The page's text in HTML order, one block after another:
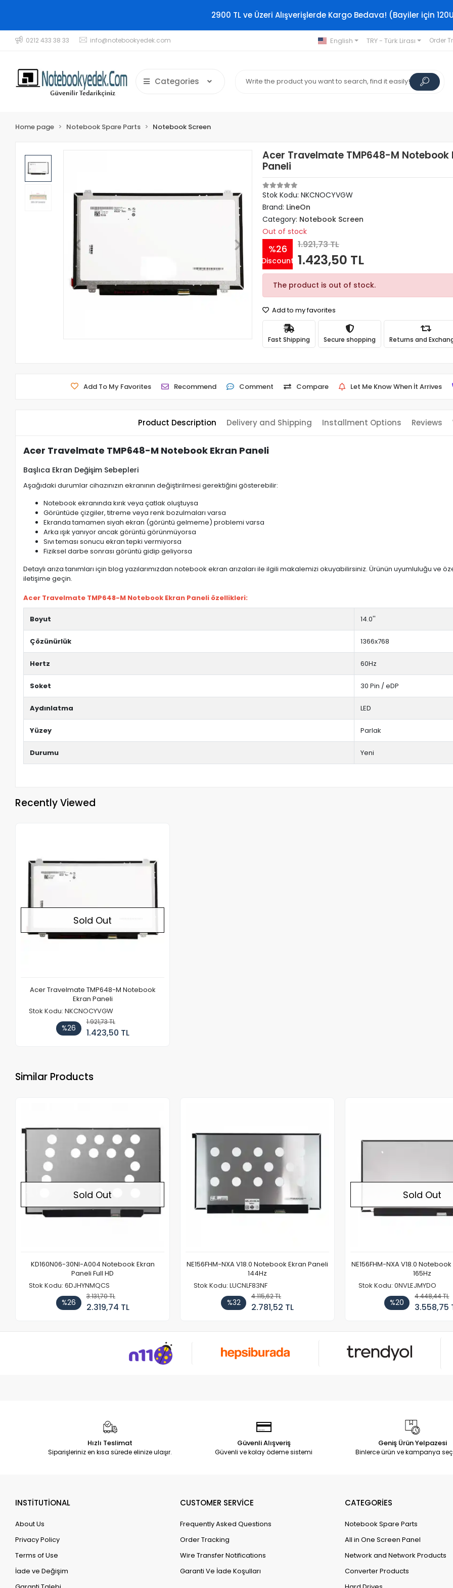
2900 TL ve Üzeri Alışverişlerde Kargo Bedava! (Bayiler için
0212 433 38 33 info@notebookyedek.com English TRY - Türk Lirası Order
Categories
Home page Notebook Spare Parts Notebook Screen
Acer Travelmate TMP648-M Notebook
Paneli
Stok Kodu: NKCNOCYVGW
Brand: LineOn
Category: Notebook Screen
Out of stock
%26
Discount
1.921,73 TL
1.423,50 TL
The product is out of stock.
Add to my favorites
Fast Shipping Secure shopping Returns and
Add To My Favorites Recommend Comment Compare Let Me Know When İt Arrives
Product Description Delivery and Shipping Installment Options Reviews
Acer Travelmate TMP648-M Notebook Ekran Paneli
Başlıca Ekran Değişim Sebepleri
Aşağıdaki durumlar cihazınızın ekranının değiştirilmesi gerektiğini gösterebilir:
Notebook ekranında kırık veya çatlak oluştuysa
Görüntüde çizgiler, titreme veya renk bozulmaları varsa
Ekranda tamamen siyah ekran (görüntü gelmeme) problemi varsa
Arka ışık yanıyor ancak görüntü görünmüyorsa
Sıvı teması sonucu ekran tepki vermiyorsa
Fiziksel darbe sonrası görüntü gidip geliyorsa
Detaylı arıza tanımları için blog yazılarımızdan notebook ekran arızaları ile ilgili makalemizi okuyabilirsiniz. Ürünün uyumluluğu
iletişime geçin.
Acer Travelmate TMP648-M Notebook Ekran Paneli özellikleri:
Boyut 14.0''
Çözünürlük 1366x768
Hertz 60Hz
Soket 30 Pin / eDP
Aydınlatma LED
Yüzey Parlak
Durumu Yeni
Recently Viewed
Sold Out
Acer Travelmate TMP648-M Notebook
Ekran Paneli
Stok Kodu: NKCNOCYVGW
%26
1.921,73 TL
1.423,50 TL
Similar Products
Sold Out
KD160N06-30NI-A004 Notebook Ekran
Paneli Full HD
Stok Kodu: 6DJHYNMQCS
%26
3.131,70 TL
2.319,74 TL
NE156FHM-NXA V18.0 Notebook Ekran Paneli
144Hz
Stok Kodu: LUCNLF83NF
%32
4.115,62 TL
2.781,52 TL
Sold Out
NE156FHM-NXA V18.0
165Hz
Stok Kodu: 0NVLEJMYDO
%20
4.448,44 TL
3.558,75
Hızlı Teslimat
Siparişleriniz en kısa sürede elinize ulaşır.
Güvenli Alışveriş
Güvenli ve kolay ödeme sistemi
Geniş Ürün Yelpazesi
Binlerce ürün ve kampanya
INSTİTUTİONAL
About Us
Privacy Policy
Terms of Use
İade ve Değişim
CUSTOMER SERVİCE
Frequently Asked Questions
Order Tracking
Wire Transfer Notifications
Garanti Ve İade Koşulları
CATEGORİES
Notebook Spare Parts
All in One Screen Panel
Network and Network Products
Converter Products